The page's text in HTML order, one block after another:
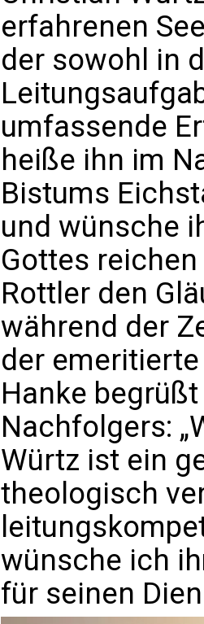
erfahrenen
der sowohl in
umfassende
heiße ihn im
Bistums
und wünsche
Gottes
Rottler den
während der
der
Hanke
Nachfolgers:
Würtz ist ein
theologisch
wünsche ich
für seinen